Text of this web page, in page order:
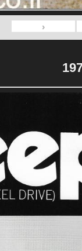
‹